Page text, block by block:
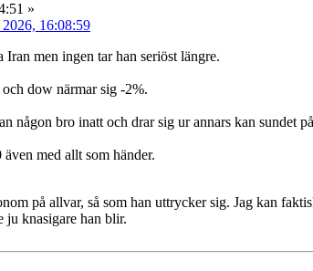
»
16:08:59
men ingen tar han seriöst längre.
dow närmar sig -2%.
någon bro inatt och drar sig ur annars kan sundet
med allt som händer.
på allvar, så som han uttrycker sig. Jag kan
ju knasigare han blir.